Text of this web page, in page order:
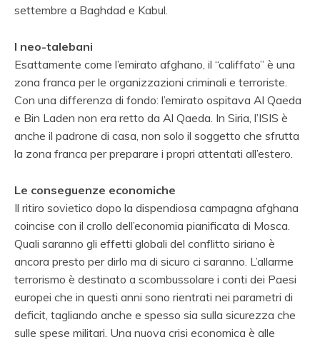
settembre a Baghdad e Kabul.
I neo-talebani
Esattamente come l’emirato afghano, il “califfato” è una
zona franca per le organizzazioni criminali e terroriste.
Con una differenza di fondo: l’emirato ospitava Al Qaeda
e Bin Laden non era retto da Al Qaeda. In Siria, l’ISIS è
anche il padrone di casa, non solo il soggetto che sfrutta
la zona franca per preparare i propri attentati all’estero.
Le conseguenze economiche
Il ritiro sovietico dopo la dispendiosa campagna afghana
coincise con il crollo dell’economia pianificata di Mosca.
Quali saranno gli effetti globali del conflitto siriano è
ancora presto per dirlo ma di sicuro ci saranno. L’allarme
terrorismo è destinato a scombussolare i conti dei Paesi
europei che in questi anni sono rientrati nei parametri di
deficit, tagliando anche e spesso sia sulla sicurezza che
sulle spese militari. Una nuova crisi economica è alle